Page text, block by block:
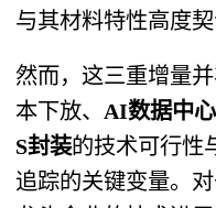
与其材料特性高度
然而，这三重增量
本下放、AI数据中心
S封装的技术可行性
追踪的关键变量。